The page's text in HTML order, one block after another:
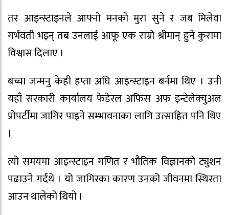
तर आइन्स्टाइनले आफ्नो मनको मुरा सुने र जब मिलेवा
गर्भवती भइन् तब उनलाई आफू एक राम्रो श्रीमान् हुने कुरामा
विश्वास दिलाए ।
बच्चा जन्मनु केही हप्ता अघि आइन्स्टाइन बर्नमा थिए । उनी
यहाँ सरकारी कार्यालय फेडेरल अफिस अफ इन्टेलेक्चुअल
प्रोपर्टीमा जागिर पाइने सम्भावनाका लागि उत्साहित पनि थिए
।
त्यो समयमा आइन्स्टाइन गणित र भौतिक विज्ञानको ट्युशन
पढाउने गर्दथे । यो जागिरका कारण उनको जीवनमा स्थिरता
आउन थालेको थियो ।